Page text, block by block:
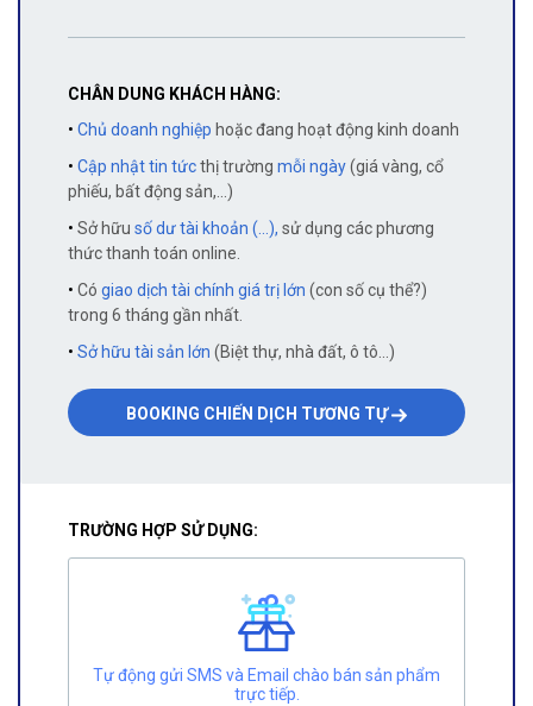
CHÂN DUNG KHÁCH HÀNG:
• Chủ doanh nghiệp hoặc đang hoạt động kinh doanh
• Cập nhật tin tứcthị trường mỗi ngày(giá vàng, cổ
phiếu, bất động sản,...)
• Sở hữu số dư tài khoản (...), sử dụng các phương
thức thanh toán online.
• Có giao dịch tài chính giá trị lớn (con số cụ thể?)
trong 6 tháng gần nhất.
• Sở hữu tài sản lớn (Biệt thự, nhà đất, ô tô...)
BOOKING CHIẾN DỊCH TƯƠNG TỰ
TRƯỜNG HỢP SỬ DỤNG:
Tự động gửi SMS và Email chào bán sản phẩm
trực tiếp.